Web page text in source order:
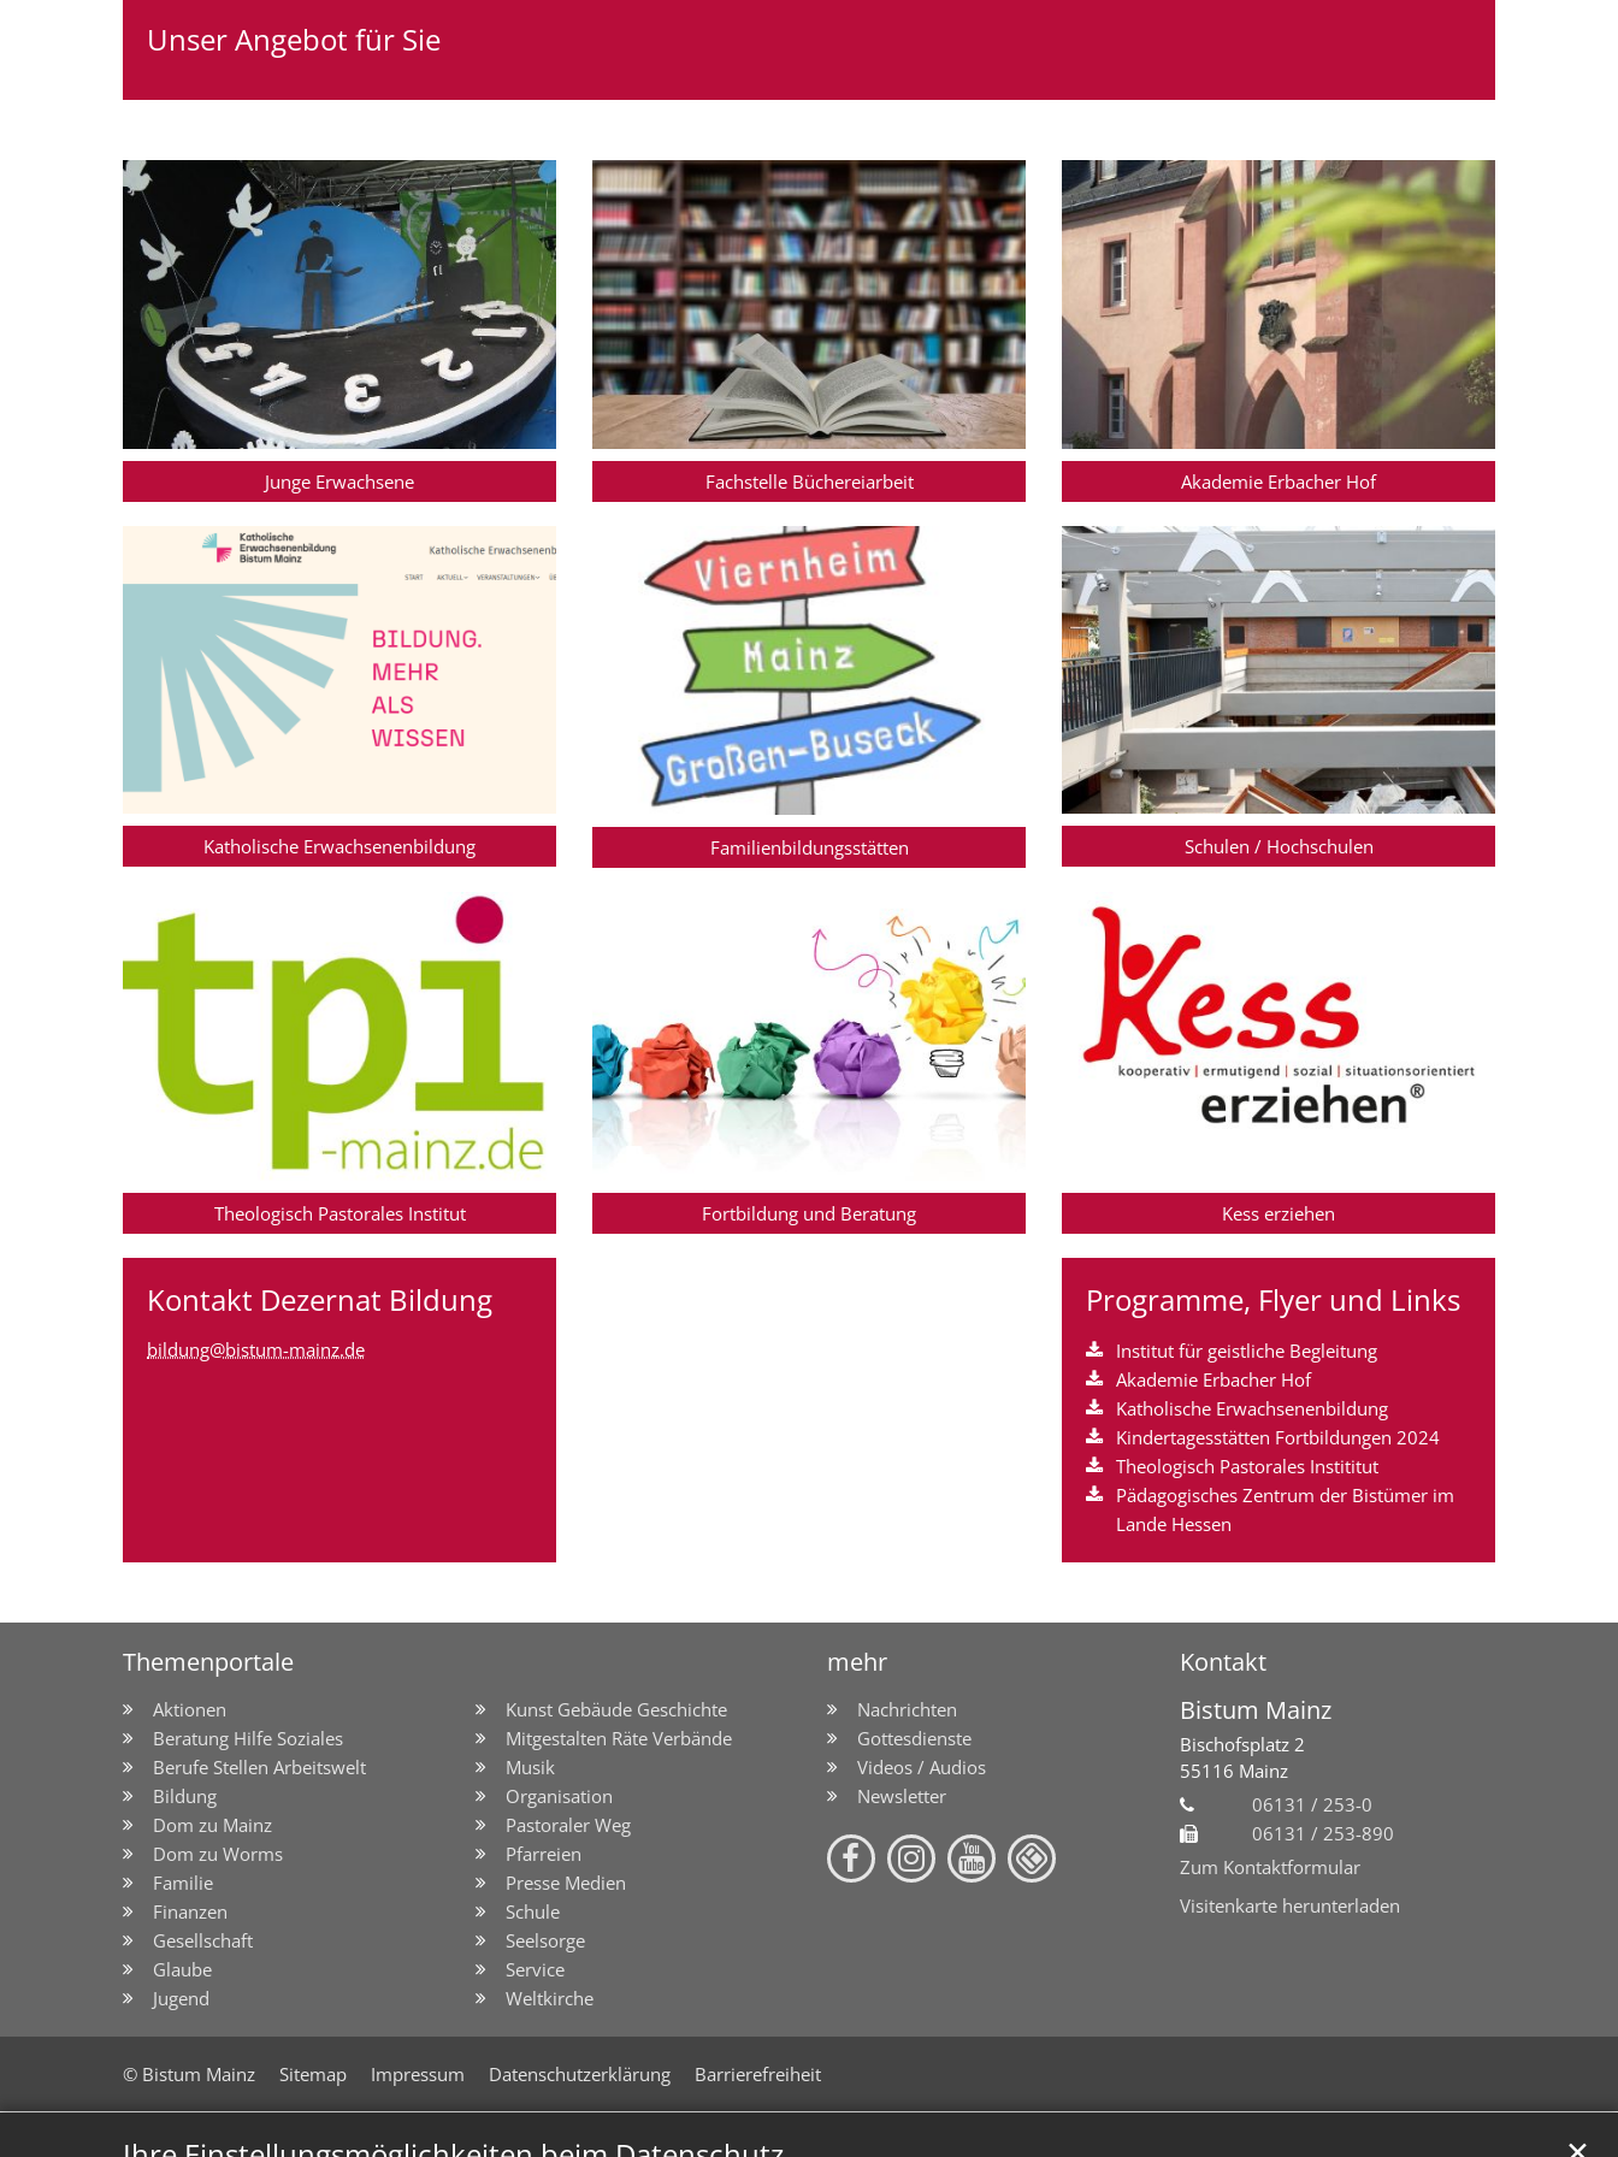
Unser Angebot für Sie
Junge Erwachsene Fachstelle Büchereiarbeit Akademie Erbacher Hof
Katholische Erwachsenenbildung Familienbildungsstätten Schulen / Hochschulen
Theologisch Pastorales Institut Fortbildung und Beratung Kess erziehen
Kontakt Dezernat Bildung
bildung@bistum-mainz.de
Programme, Flyer und Links
Institut für geistliche Begleitung
Akademie Erbacher Hof
Katholische Erwachsenenbildung
Kindertagesstätten Fortbildungen 2024
Theologisch Pastorales Instititut
Pädagogisches Zentrum der Bistümer im
Lande Hessen
Themenportale mehr Kontakt
Aktionen
Beratung Hilfe Soziales
Berufe Stellen Arbeitswelt
Bildung
Dom zu Mainz
Dom zu Worms
Familie
Finanzen
Gesellschaft
Glaube
Jugend
Kunst Gebäude Geschichte
Mitgestalten Räte Verbände
Musik
Organisation
Pastoraler Weg
Pfarreien
Presse Medien
Schule
Seelsorge
Service
Weltkirche
Nachrichten
Gottesdienste
Videos / Audios
Newsletter
Bistum Mainz
Bischofsplatz 2
55116 Mainz
06131 / 253-0
06131 / 253-890
Zum Kontaktformular
Visitenkarte herunterladen
© Bistum Mainz Sitemap Impressum Datenschutzerklärung Barrierefreiheit